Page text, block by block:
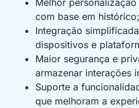
Melhor
com base em histórico;
Integração
dispositivos e
Maior segurança e
armazenar interações
Suporte a
que melhoram a